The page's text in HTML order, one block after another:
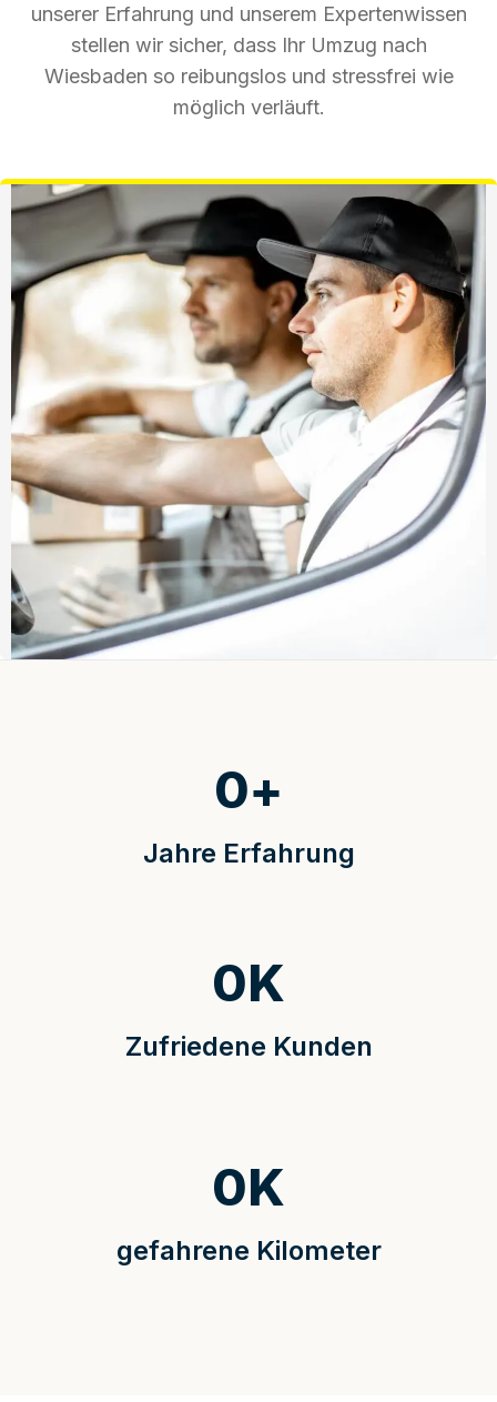
unserer Erfahrung und unserem Expertenwissen
stellen wir sicher, dass Ihr Umzug nach
Wiesbaden so reibungslos und stressfrei wie
möglich verläuft.
Jahre Erfahrung
0+
Zufriedene Kunden
0K
gefahrene Kilometer
0K